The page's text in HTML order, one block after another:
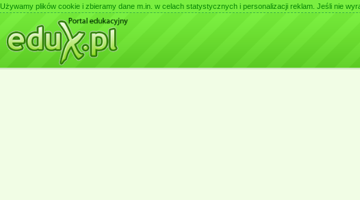
Używamy plików cookie i zbieramy dane m.in. w celach statystycznych i personalizacji reklam. Jeśli nie